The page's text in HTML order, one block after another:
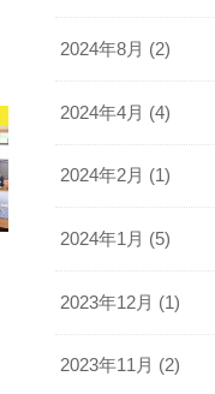
2024年8月 (2)
2024年4月 (4)
2024年2月 (1)
2024年1月 (5)
2023年12月 (1)
2023年11月 (2)